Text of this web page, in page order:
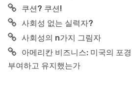
쿠션? 쿠션!
사회성 없는 실력자?
사회성의 n가지 그림자
아메리칸 비즈니스: 미국의 포
부여하고 유지했는가